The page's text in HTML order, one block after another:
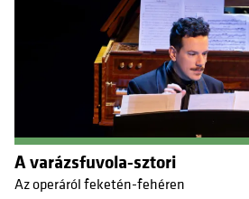
A varázsfuvola-sztori
Az operáról feketén-fehéren